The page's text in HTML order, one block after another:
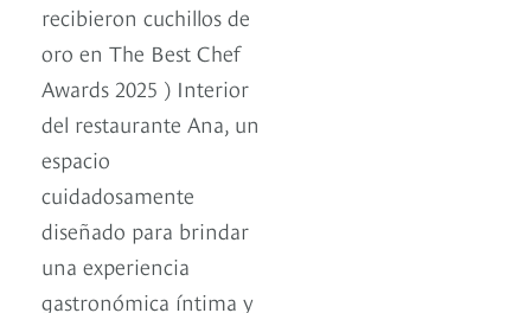
recibieron cuchillos de
oro en The Best Chef
Awards 2025 ) Interior
del restaurante Ana, un
espacio
cuidadosamente
diseñado para brindar
una experiencia
gastronómica íntima y